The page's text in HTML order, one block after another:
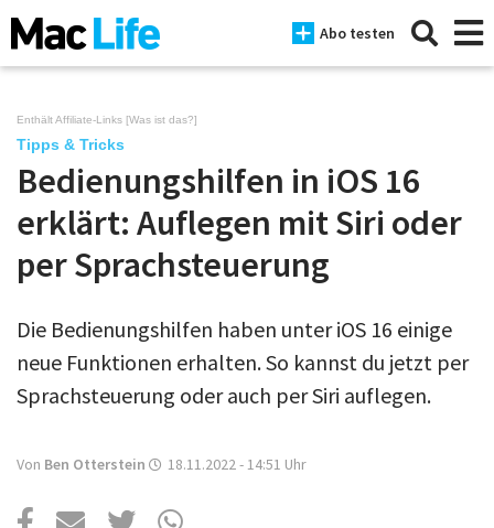
Abo testen
News
iPhone
Mac
iPad
Tests
Tipps
Magazine
Enthält Affiliate-Links [Was ist das?]
Tipps & Tricks
Bedienungshilfen in iOS 16
erklärt: Auflegen mit Siri oder
per Sprachsteuerung
Die Bedienungshilfen haben unter iOS 16 einige
neue Funktionen erhalten. So kannst du jetzt per
Sprachsteuerung oder auch per Siri auflegen.
Von Ben Otterstein 18.11.2022 - 14:51 Uhr